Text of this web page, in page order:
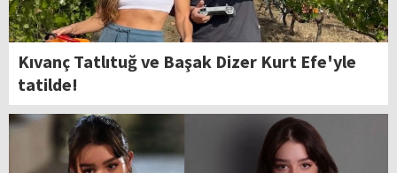
Kıvanç Tatlıtuğ ve Başak Dizer Kurt Efe'yle
tatilde!